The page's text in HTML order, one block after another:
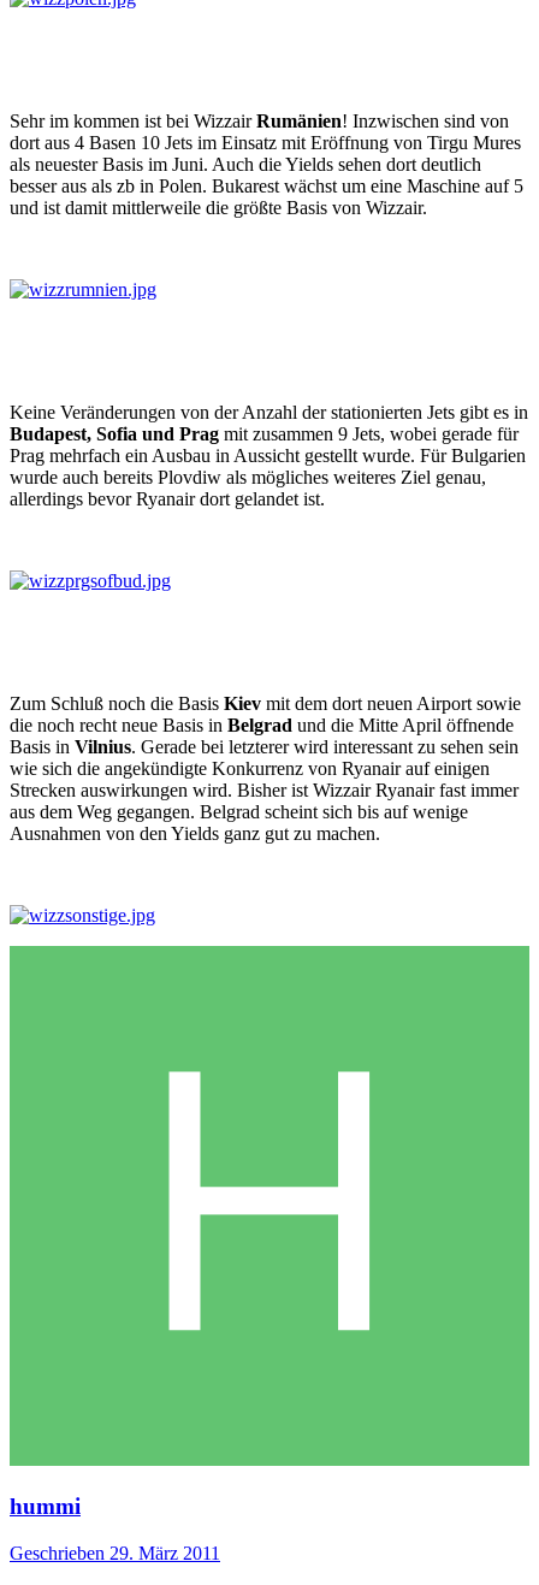
Sehr im kommen ist bei WizzairRumänien! Inzwischen sind von
dort aus 4 Basen 10 Jets im Einsatz mit Eröffnung von Tirgu Mures
als neuester Basis im Juni. Auch die Yields sehen dort deutlich
besser aus als zb in Polen. Bukarest wächst um eine Maschine auf 5
und ist damit mittlerweile die größte Basis von Wizzair.
Keine Veränderungen von der Anzahl der stationierten Jets gibt es in
Budapest, Sofia und Prag mit zusammen 9 Jets, wobei gerade für
Prag mehrfach ein Ausbau in Aussicht gestellt wurde. Für Bulgarien
wurde auch bereits Plovdiw als mögliches weiteres Ziel genau,
allerdings bevor Ryanair dort gelandet ist.
Zum Schluß noch die Basis Kiev mit dem dort neuen Airport sowie
die noch recht neue Basis in Belgrad und die Mitte April öffnende
Basis in Vilnius. Gerade bei letzterer wird interessant zu sehen sein
wie sich die angekündigte Konkurrenz von Ryanair auf einigen
Strecken auswirkungen wird. Bisher ist Wizzair Ryanair fast immer
aus dem Weg gegangen. Belgrad scheint sich bis auf wenige
Ausnahmen von den Yields ganz gut zu machen.
hummi
Geschrieben 29. März 2011